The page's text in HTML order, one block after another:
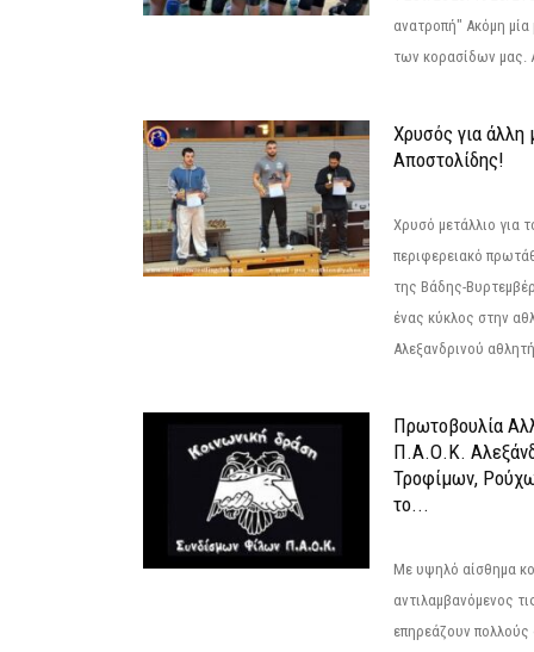
ανατροπή" Ακόμη μία
των κορασίδων μας.
Χρυσός για άλλη
Αποστολίδης!
Χρυσό μετάλλιο για
περιφερειακό
της Βάδης-
ένας κύκλος στην
Αλεξανδρινού
Πρωτοβουλία
Π.Α.Ο.Κ.
Τροφίμων,
το...
Με υψηλό αίσθημα
αντιλαμβανόμενος
επηρεάζουν πολλούς